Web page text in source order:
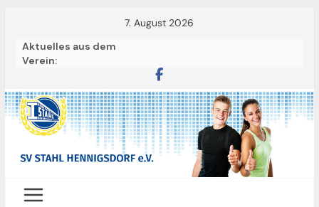
content
7. August 2026
Aktuelles aus dem
Verein: